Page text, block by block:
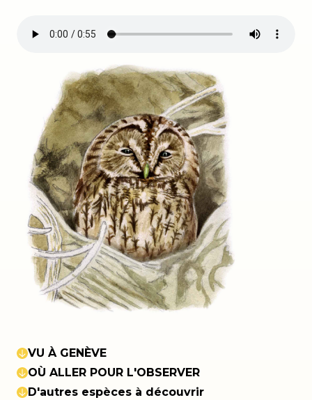
VU À GENÈVE
OÙ ALLER POUR L'OBSERVER
D'autres espèces à découvrir